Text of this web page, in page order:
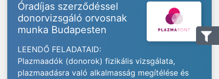
Óradíjas szerződéssel
donorvizsgáló orvosnak
munka Budapesten
LEENDŐ FELADATAID:
Plazmaadók (donorok) fizikális vizsgálata,
plazmaadásra való alkalmasság megítélése és